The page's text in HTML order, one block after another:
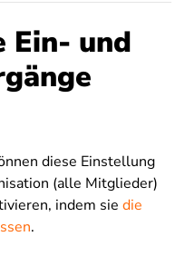
und
diese Einstellung
(alle Mitglieder)
indem sie die
.